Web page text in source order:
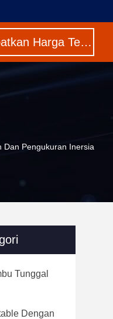
Dapatkan Harga Terbaik
Dan Pengukuran Inersia
Tunggal
Dengan